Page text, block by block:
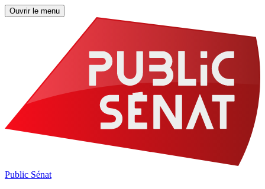
Ouvrir le menu
Public Sénat